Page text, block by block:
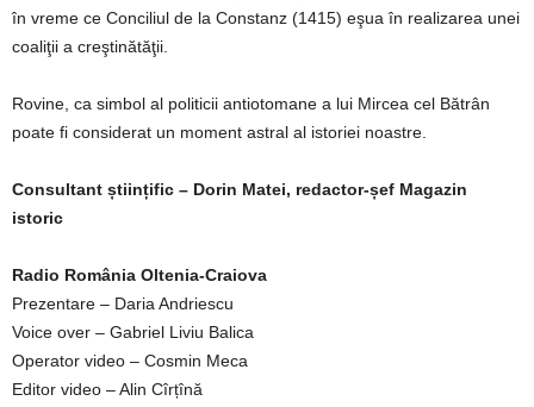
în vreme ce Conciliul de la Constanz (1415) eşua în realizarea unei
coaliţii a creştinătăţii.
Rovine, ca simbol al politicii antiotomane a lui Mircea cel Bătrân
poate fi considerat un moment astral al istoriei noastre.
Consultant științific – Dorin Matei, redactor-șef Magazin
istoric
Radio România Oltenia-Craiova
Prezentare – Daria Andriescu
Voice over – Gabriel Liviu Balica
Operator video – Cosmin Meca
Editor video – Alin Cîrțînă